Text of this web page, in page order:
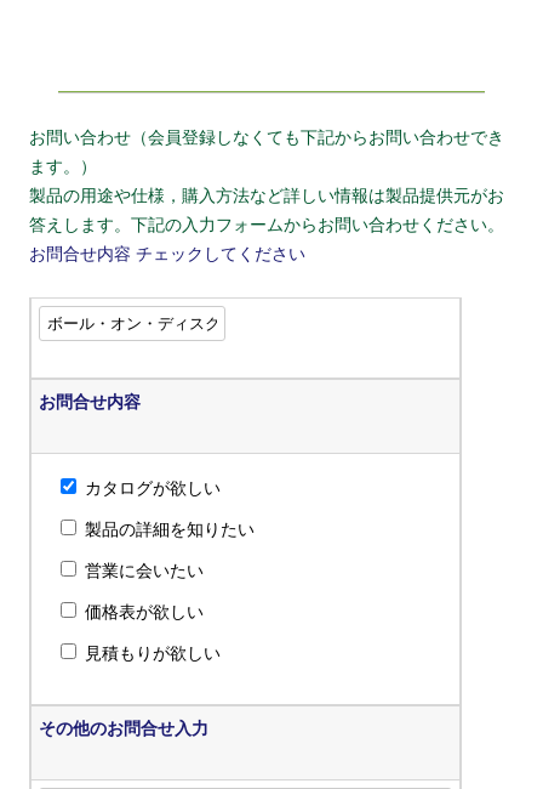
お問い合わせ（会員登録しなくても下記からお問い合わせでき
ます。）
製品の用途や仕様，購入方法など詳しい情報は製品提供元がお
答えします。下記の入力フォームからお問い合わせください。
お問合せ内容 チェックしてください
お問合せ内容
カタログが欲しい
製品の詳細を知りたい
営業に会いたい
価格表が欲しい
見積もりが欲しい
その他のお問合せ入力